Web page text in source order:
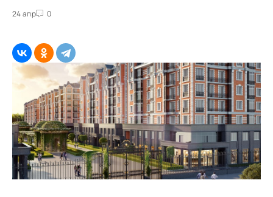
24 апр 0